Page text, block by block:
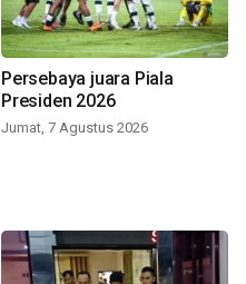
Persebaya juara Piala
Presiden 2026
Jumat, 7 Agustus 2026